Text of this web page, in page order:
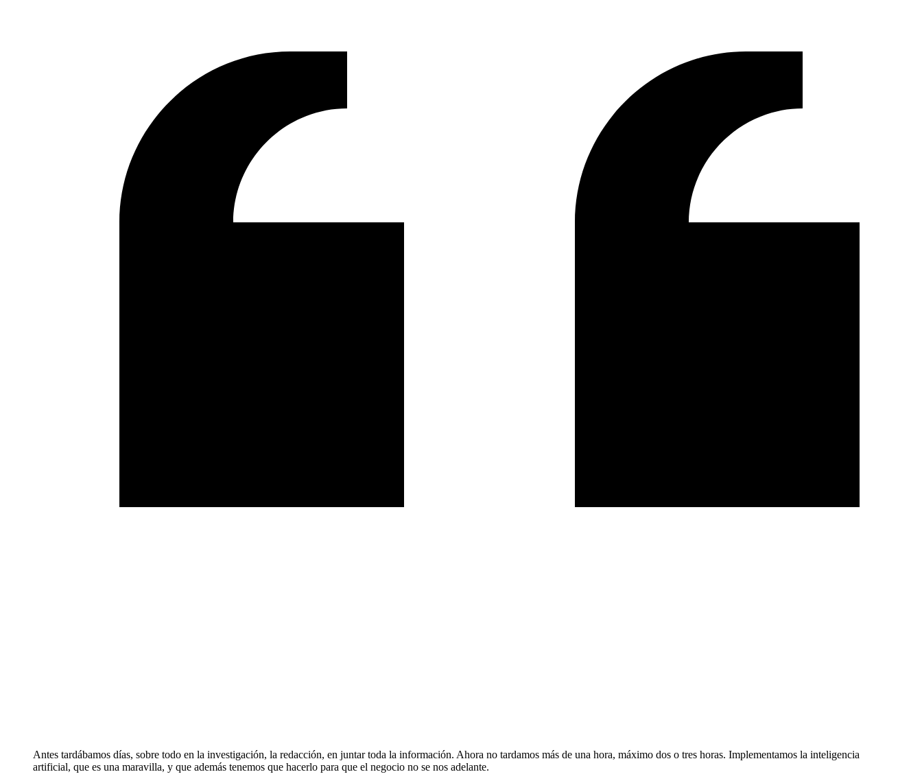
Antes tardábamos días, sobre todo en la investigación, la redacción, en juntar toda la información. Ahora no tardamos más de una hora, máximo dos o tres horas. Implementamos la inteligencia
artificial, que es una maravilla, y que además tenemos que hacerlo para que el negocio no se nos adelante.